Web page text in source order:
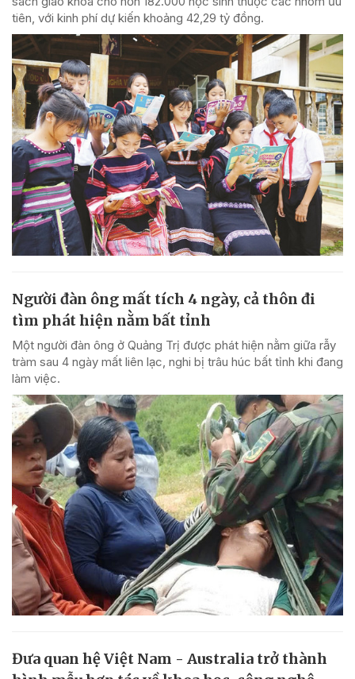
tiên, với kinh phí dự kiến khoảng 42,29 tỷ đồng.
Người đàn ông mất tích 4 ngày, cả thôn đi
tìm phát hiện nằm bất tỉnh
Một người đàn ông ở Quảng Trị được phát hiện nằm giữa rẫy
tràm sau 4 ngày mất liên lạc, nghi bị trâu húc bất tỉnh khi đang
làm việc.
Đưa quan hệ Việt Nam - Australia trở thành